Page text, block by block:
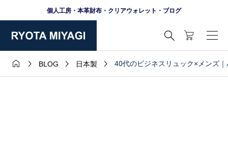
個人工房・本革財布・クリアウォレット・ブログ

  BLOG  日本製  40代のビジネスリュック×メンズ